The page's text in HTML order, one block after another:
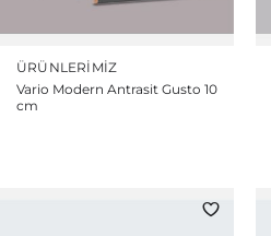
ÜRÜNLERIMIZ
Vario Modern Antrasit Gusto 10
cm